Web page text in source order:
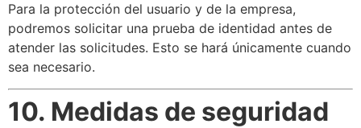
Para la protección del usuario y de la empresa,
podremos solicitar una prueba de identidad antes de
atender las solicitudes. Esto se hará únicamente cuando
sea necesario.
10. Medidas de seguridad